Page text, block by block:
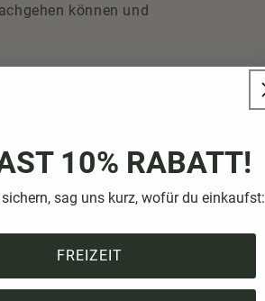
können und
Wald leben, um sich dort
auf, die nur auf der
Genügsame Einsiedler
sind findig, tüfteln sich
sogar einen
im Wald (über)lebt, ist
10% RABATT!
sag uns kurz, wofür du einkaufst:
FREIZEIT